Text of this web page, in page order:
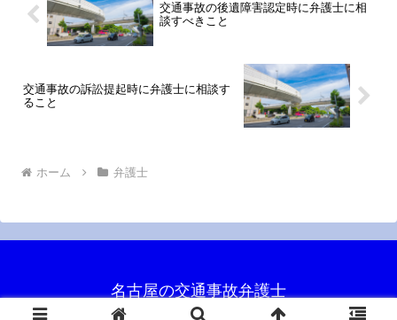
交通事故の後遺障害認定時に弁護士に相
談すべきこと
交通事故の訴訟提起時に弁護士に相談す
ること
ホーム 弁護士
名古屋の交通事故弁護士
© 2018 名古屋の交通事故弁護士.